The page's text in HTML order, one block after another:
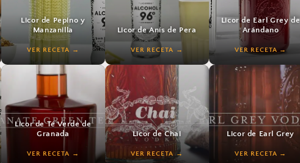
Licor de Pepino y
Manzanilla
VER RECETA
VER RECETA
Licor de Anís de Pera
VER RECETA
VER RECETA
Licor de Earl Grey de
Arándano
VER RECETA
VER RECETA
Licor de Té Verde de
Granada
VER RECETA
Licor de Chai
VER RECETA
Licor de Earl Grey
VER RECETA